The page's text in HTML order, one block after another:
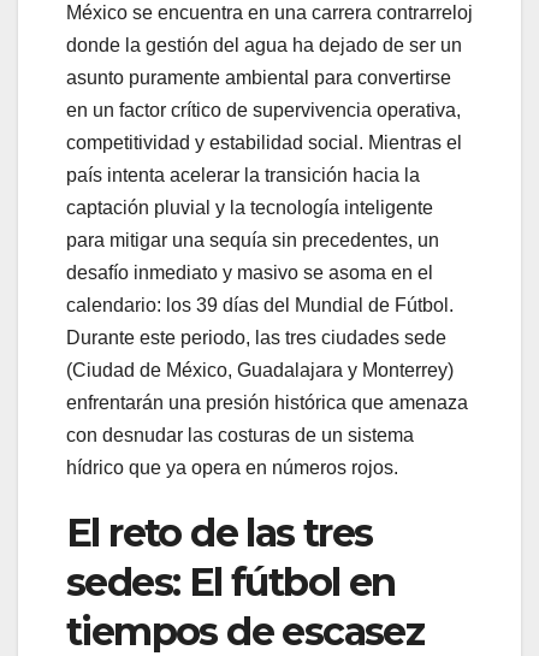
México se encuentra en una carrera contrarreloj
donde la gestión del agua ha dejado de ser un
asunto puramente ambiental para convertirse
en un factor crítico de supervivencia operativa,
competitividad y estabilidad social. Mientras el
país intenta acelerar la transición hacia la
captación pluvial y la tecnología inteligente
para mitigar una sequía sin precedentes, un
desafío inmediato y masivo se asoma en el
calendario: los 39 días del Mundial de Fútbol.
Durante este periodo, las tres ciudades sede
(Ciudad de México, Guadalajara y Monterrey)
enfrentarán una presión histórica que amenaza
con desnudar las costuras de un sistema
hídrico que ya opera en números rojos.
El reto de las tres
sedes: El fútbol en
tiempos de escasez